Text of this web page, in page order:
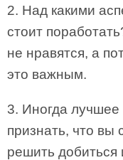
2. Над какими
стоит
не нравятся, а
это важным.
3. Иногда
признать, что вы
решить